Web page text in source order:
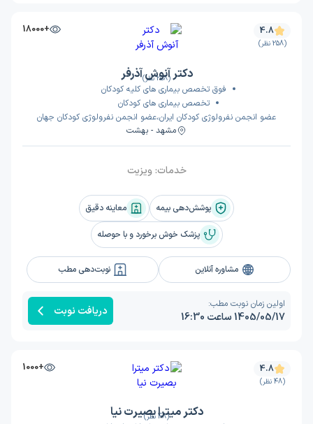
(258 نظر)
+18000 4.8
(258 نظر)
دکتر آنوش آذرفر
فوق تخصص بیماری های کلیه کودکان
تخصص بیماری های کودکان
عضو انجمن نفرولوژی کودکان ایران،عضو انجمن نفرولوژی کودکان جهان
مشهد - بهشت
خدمات:ویزیت
پوشش‌دهی بیمه معاینه دقیق
پزشک خوش برخورد و با حوصله
مشاوره آنلاین نوبت‌دهی مطب
اولین زمان نوبت مطب:
1405/05/17 ساعت 16:30 دریافت نوبت
(48 نظر)
+1000 4.8
(48 نظر)
دکتر میترا بصیرت نیا